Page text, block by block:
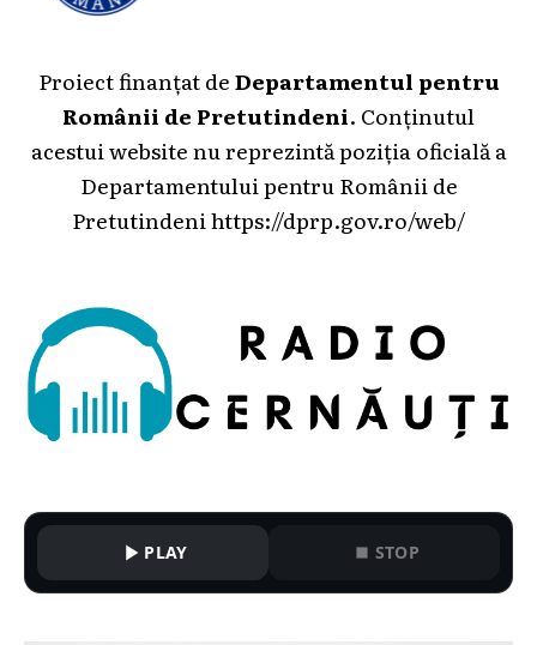
Proiect finanțat deDepartamentul pentru
Românii de Pretutindeni. Conținutul
acestui website nu reprezintă poziția oficială a
Departamentului pentru Românii de
Pretutindenihttps://dprp.gov.ro/web/
PLAY STOP